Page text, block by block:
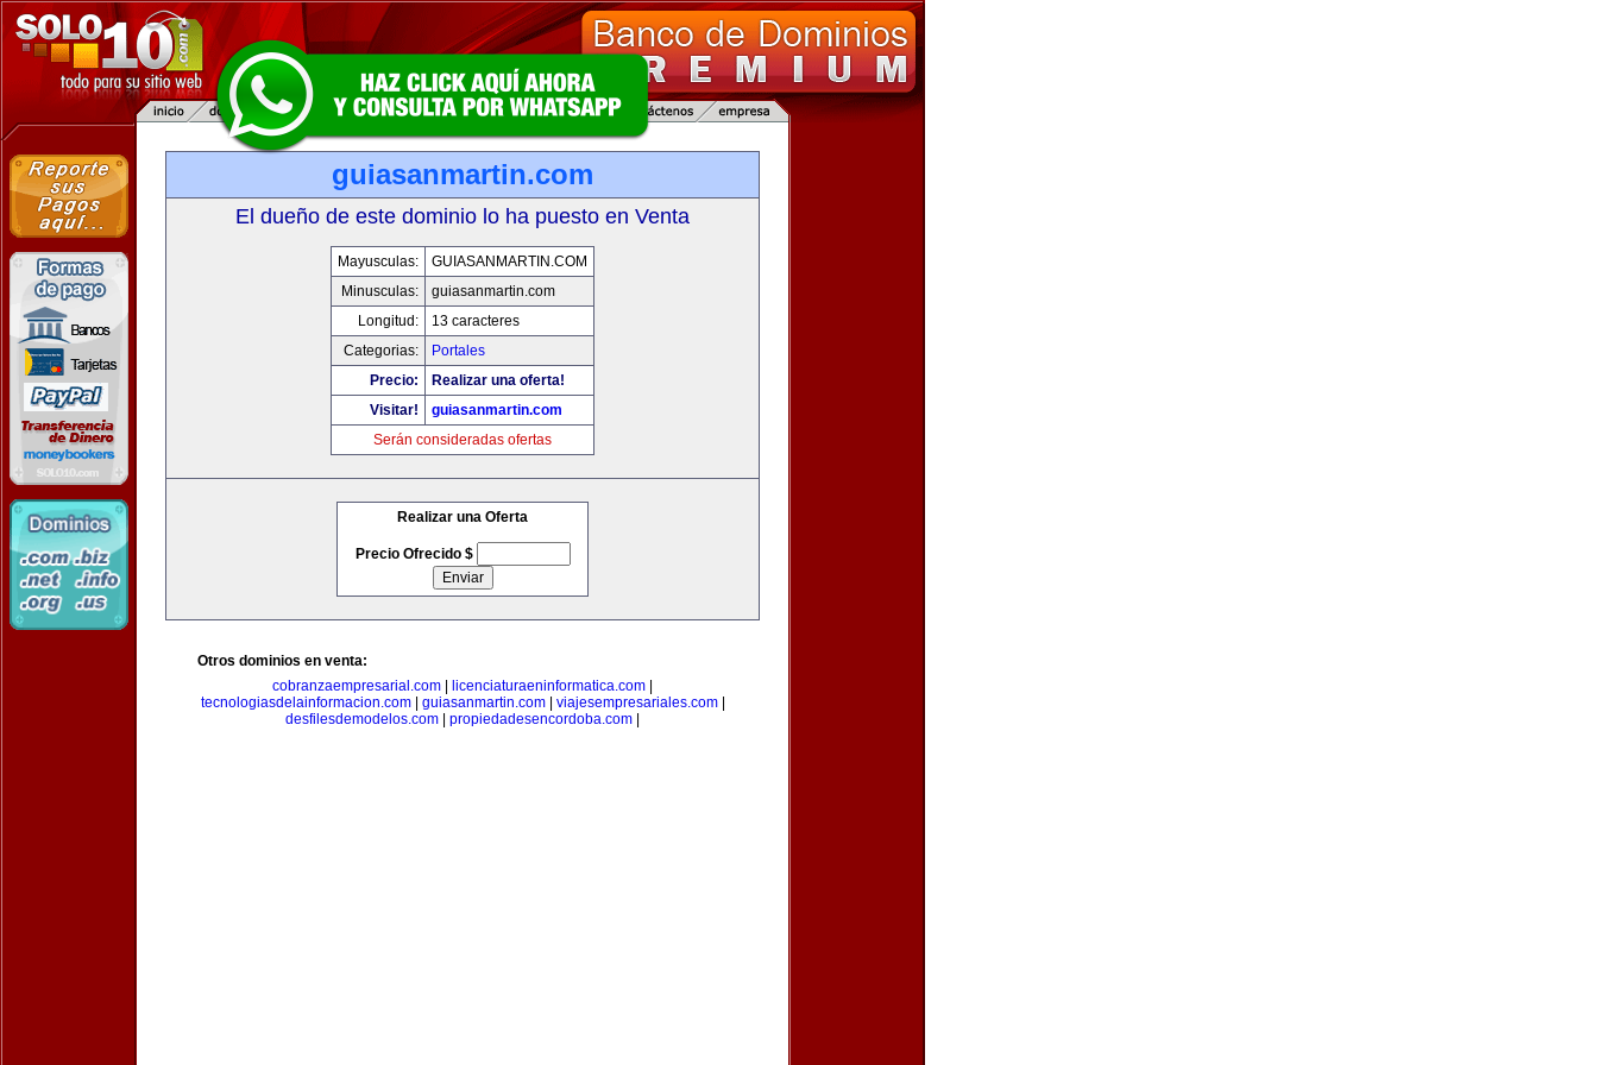
guiasanmartin.com
El dueño de este dominio lo ha puesto en Venta
Mayusculas:
GUIASANMARTIN.COM
Minusculas:
guiasanmartin.com
Longitud:
13 caracteres
Categorias:
Portales
Precio:
Realizar una oferta!
Visitar!
guiasanmartin.com
Serán consideradas ofertas
Realizar una Oferta
Precio Ofrecido $
Otros dominios en venta:
cobranzaempresarial.com
licenciaturaeninformatica.com
tecnologiasdelainformacion.com| guiasanmartin.com| viajesempresariales.com|
desfilesdemodelos.com
propiedadesencordoba.com